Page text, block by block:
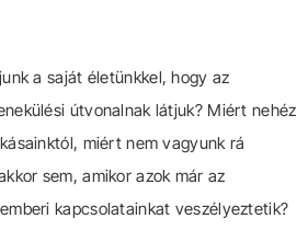
a saját életünkkel, hogy az
útvonalnak látjuk? Miért nehéz
miért nem vagyunk rá
sem, amikor azok már az
kapcsolatainkat veszélyeztetik?